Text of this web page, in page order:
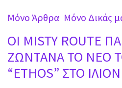
Mόνο Άρθρα Μόνο Δικάς
OI MISTY ROUTE
ΖΩΝΤΑΝΑ ΤΟ ΝΕΟ
“ETHOS” ΣΤΟ